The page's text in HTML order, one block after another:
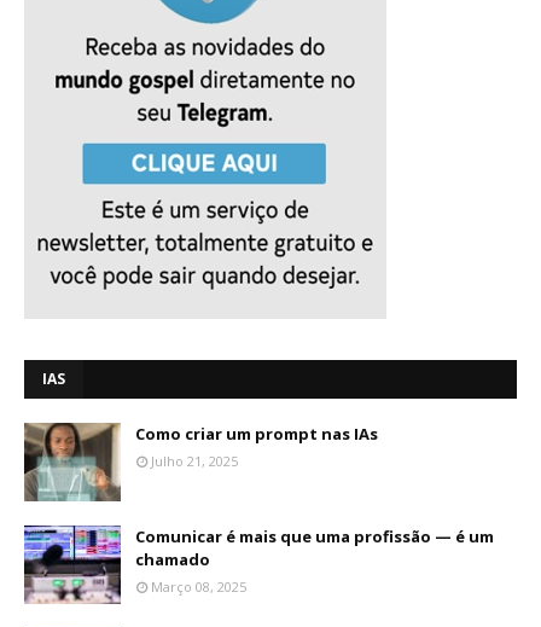
IAS
Como criar um prompt nas IAs
Julho 21, 2025
Comunicar é mais que uma profissão — é um
chamado
Março 08, 2025